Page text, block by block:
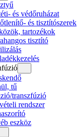
és védőruházat
és tisztítószerek
tartozékok
tisztító
tű
transzfúzió
rendszer
eszköz